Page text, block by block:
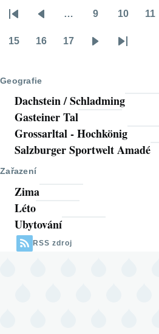
Pagination
First
page
Předchozí
stránka
… 9 10 11
15 16
Stránka
17
NásledujícíPoslední
Geografie
Dachstein / Schladming
Gasteiner Tal
Grossarltal - Hochkönig
Salzburger Sportwelt Amadé
Zařazení
Zima
Léto
Ubytování
RSS zdroj